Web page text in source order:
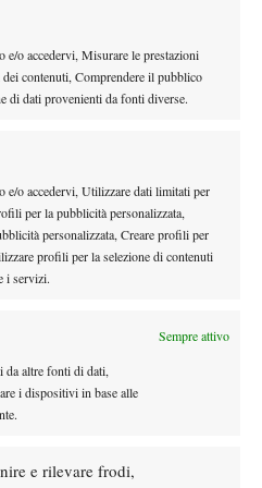
o accedervi, Misurare le prestazioni
contenuti, Comprendere il pubblico
di dati provenienti da fonti diverse.
o accedervi, Utilizzare dati limitati per
per la pubblicità personalizzata,
personalizzata, Creare profili per
profili per la selezione di contenuti
i servizi.
Sempre attivo
da altre fonti di dati,
i dispositivi in base alle
e rilevare frodi,
davvero bene a partire
tanti problemi fisici, facevo
qualunque cosa accada, sarò
finale, la fiducia in me
Adesso invece, dopo aver
”.
Per prima cosa non riuscivo a
padre alzare le braccia al
ce l’avevo fatta
sia in positivo che in negativo: